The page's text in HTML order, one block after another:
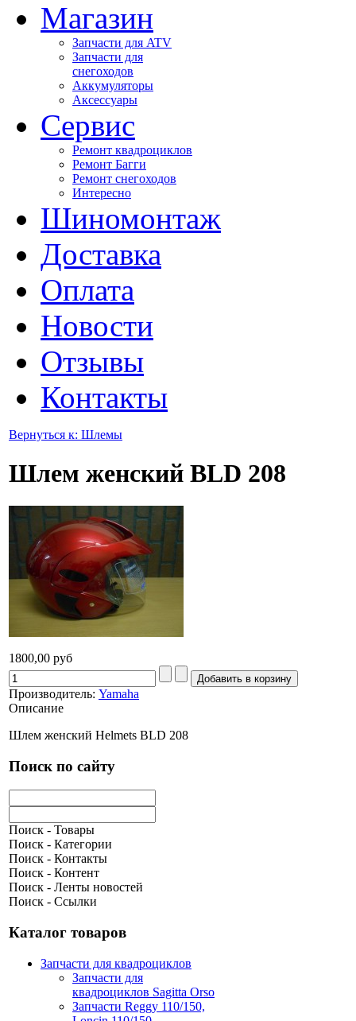
Магазин
Запчасти для ATV
Запчасти для
снегоходов
Аккумуляторы
Аксессуары
Сервис
Ремонт квадроциклов
Ремонт Багги
Ремонт снегоходов
Интересно
Шиномонтаж
Доставка
Оплата
Новости
Отзывы
Контакты
Вернуться к: Шлемы
Шлем женский BLD 208
1800,00 руб
Производитель: Yamaha
Описание
Шлем женский Helmets BLD 208
Поиск по сайту
Поиск - Товары
Поиск - Категории
Поиск - Контакты
Поиск - Контент
Поиск - Ленты новостей
Поиск - Ссылки
Каталог товаров
Запчасти для квадроциклов
Запчасти для
квадроциклов Sagitta Orso
Запчасти Reggy 110/150,